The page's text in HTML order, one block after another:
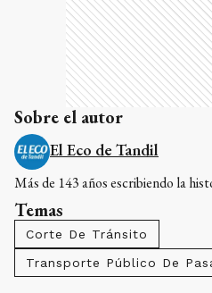
Sobre el autor
El Eco de Tandil
Más de 143 años escribiendo la
Temas
Transporte Público De
COMENTARIOS0